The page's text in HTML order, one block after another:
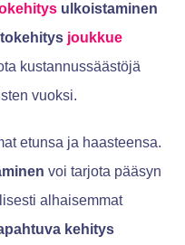
ulkoistaminen
joukkue
kustannussäästöjä
vuoksi.
etunsa ja haasteensa.
voi tarjota pääsyn
alhaisemmat
kehitys